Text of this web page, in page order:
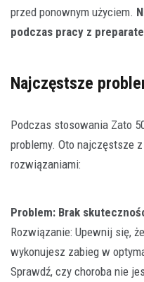
przed ponownym użyciem.
podczas pracy z
Najczęstsze
Podczas stosowania Zato
problemy. Oto najczęstsze
rozwiązaniami:
Problem: Brak
Rozwiązanie: Upewnij się,
wykonujesz zabieg w
Sprawdź, czy choroba nie